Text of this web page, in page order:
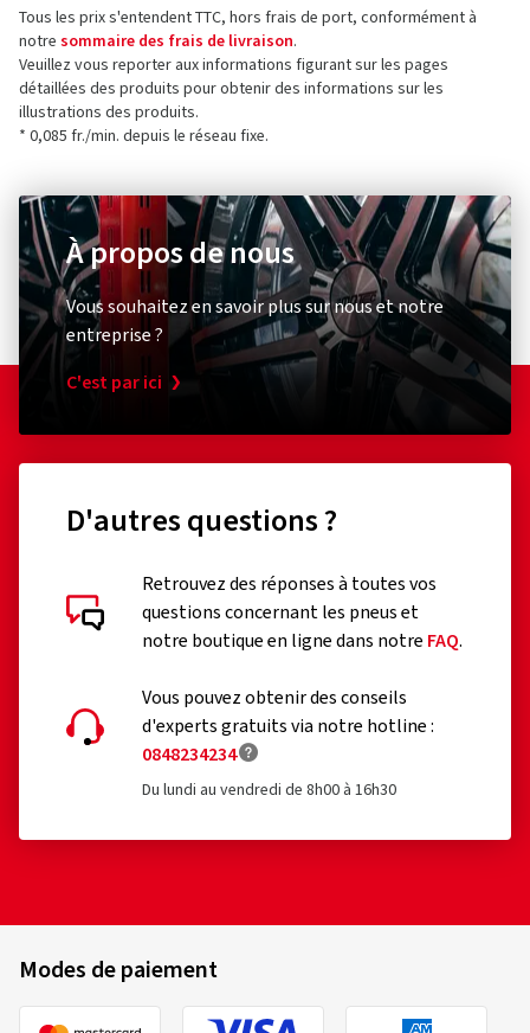
- Dessin de la bande de roulement de dernière génération
Goodyear Germany GmbH
Dunlopstr. 2
63450 Hanau
Allemagne
le service client)
Formulaire de contact : https://www.avontyres.com/de-
de/contact/
Tous les prix s'entendent TTC, hors frais de port, conformément à
notre sommaire des frais de livraison.
Veuillez vous reporter aux informations figurant sur les pages
détaillées des produits pour obtenir des informations sur les
illustrations des produits.
* 0,085 fr./min. depuis le réseau fixe.
À propos de nous
Vous souhaitez en savoir plus sur nous et notre
entreprise ?
C'est par ici
D'autres questions ?
Retrouvez des réponses à toutes vos
questions concernant les pneus et
notre boutique en ligne dans notre FAQ.
Vous pouvez obtenir des conseils
d'experts gratuits via notre hotline :
0848234234
Du lundi au vendredi de 8h00 à 16h30
Modes de paiement